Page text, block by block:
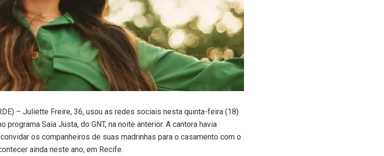
– Juliette Freire, 36, usou as redes sociais nesta quinta-feira (18)
programa Saia Justa, do GNT, na noite anterior. A cantora havia
os companheiros de suas madrinhas para o casamento com o
ainda neste ano, em Recife.